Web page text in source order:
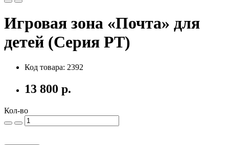
Игровая зона «Почта» для
детей (Серия РТ)
Код товара: 2392
13 800 р.
Кол-во